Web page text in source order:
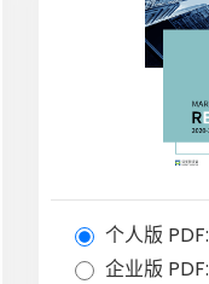
个人版 PDF:
企业版 PDF: